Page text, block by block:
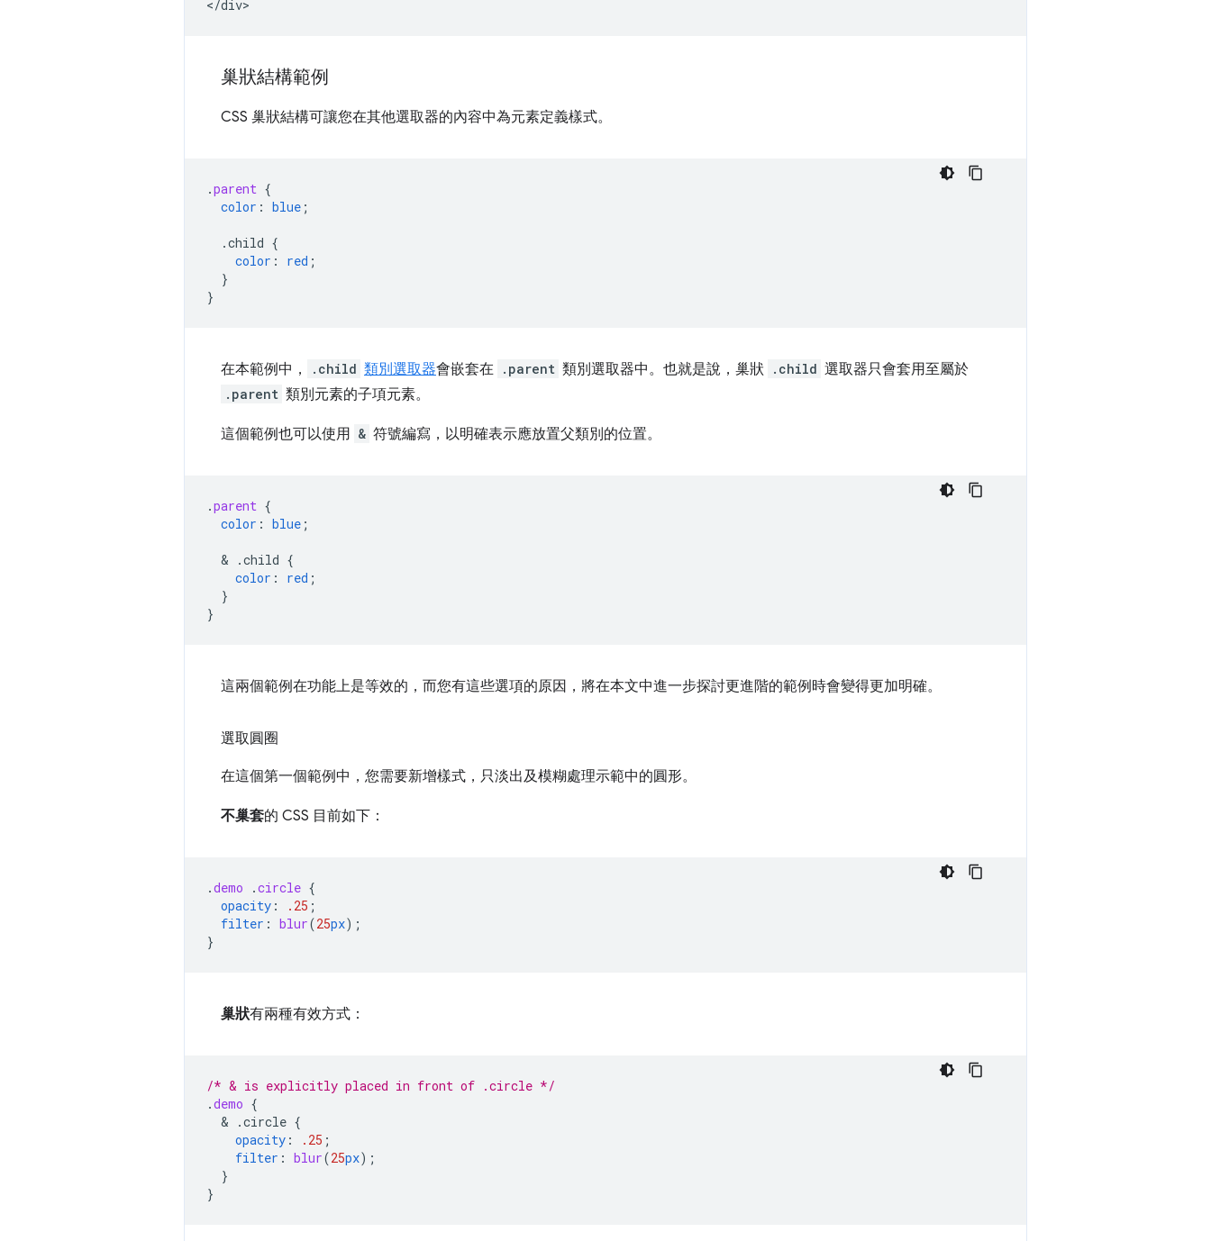
巢狀結構範例
CSS 巢狀結構可讓您在其他選取器的內容中為元素定義樣式。
.parent {
color : blue ;
.child {
color : red ;
}
}
在本範例中， .child 類別選取器會嵌套在 .parent 類別選取器中。也就是說，巢狀 .child 選取器只會套用至屬於
.parent 類別元素的子項元素。
這個範例也可以使用 & 符號編寫，以明確表示應放置父類別的位置。
.parent {
color : blue ;
  &
.child {
color : red ;
}
}
這兩個範例在功能上是等效的，而您有這些選項的原因，將在本文中進一步探討更進階的範例時會變得更加明確。
選取圓圈
在這個第一個範例中，您需要新增樣式，只淡出及模糊處理示範中的圓形。
不巢套的 CSS 目前如下：
.demo .circle {
opacity : .25 ;
filter : blur(25px);
}
巢狀有兩種有效方式：
/* & is explicitly placed in front of .circle */
.demo {
  &
.circle {
opacity : .25 ;
filter : blur(25px);
}
}